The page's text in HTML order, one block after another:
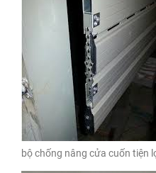
bộ chống nâng cửa cuốn tiện